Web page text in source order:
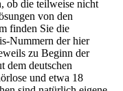
ob die teilweise nicht
von den
finden Sie die
Nummern der hier
zu Beginn der
dem deutschen
und etwa 18